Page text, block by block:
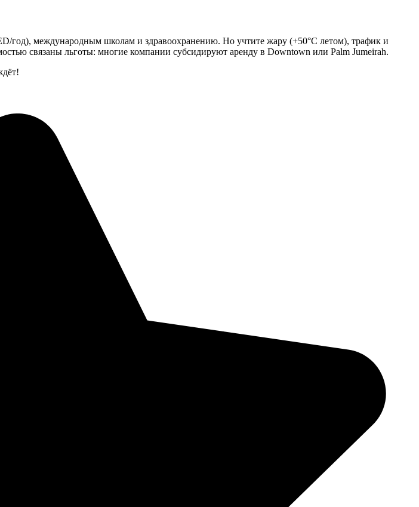
год), международным школам и здравоохранению. Но учтите жару (+50°C летом), трафик и
связаны льготы: многие компании субсидируют аренду в Downtown или Palm Jumeirah.